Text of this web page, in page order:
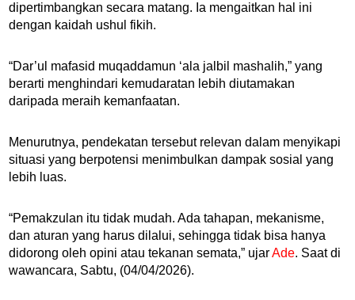
dipertimbangkan secara matang. Ia mengaitkan hal ini
dengan kaidah ushul fikih.
“Dar’ul mafasid muqaddamun ‘ala jalbil mashalih,” yang
berarti menghindari kemudaratan lebih diutamakan
daripada meraih kemanfaatan.
Menurutnya, pendekatan tersebut relevan dalam menyikapi
situasi yang berpotensi menimbulkan dampak sosial yang
lebih luas.
“Pemakzulan itu tidak mudah. Ada tahapan, mekanisme,
dan aturan yang harus dilalui, sehingga tidak bisa hanya
didorong oleh opini atau tekanan semata,” ujarAde. Saat di
wawancara, Sabtu, (04/04/2026).